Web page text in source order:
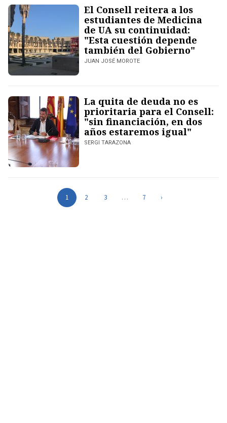
El Consell reitera a los
estudiantes de Medicina
de UA su continuidad:
"Esta cuestión depende
también del Gobierno"
JUAN JOSÉ MOROTE
La quita de deuda no es
prioritaria para el Consell:
"sin financiación, en dos
años estaremos igual"
SERGI TARAZONA
1 2 3 … 7 ›